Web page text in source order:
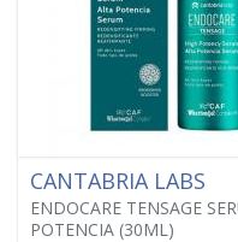
CANTABRIA LABS
ENDOCARE TENSAGE
POTENCIA (30ML)